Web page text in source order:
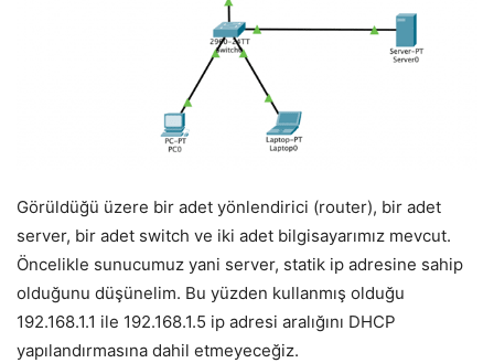
Görüldüğü üzere bir adet yönlendirici (router), bir adet
server, bir adet switch ve iki adet bilgisayarımız mevcut.
Öncelikle sunucumuz yani server, statik ip adresine sahip
olduğunu düşünelim. Bu yüzden kullanmış olduğu
192.168.1.1 ile 192.168.1.5 ip adresi aralığını DHCP
yapılandırmasına dahil etmeyeceğiz.